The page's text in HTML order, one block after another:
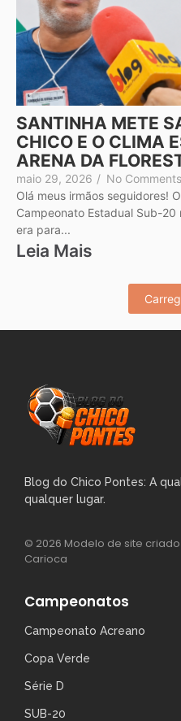
SANTINHA METE
CHICO E O CLIMA
ARENA DA
maio 29, 2026 / No Comments
Olá meus irmãos seguidores!
Campeonato Estadual Sub-
era para...
Leia Mais
Blog do Chico Pontes: A
qualquer lugar.
© 2026 Modelo de site
Carioca
Campeonatos
Campeonato Acreano
Copa Verde
Série D
SUB-20